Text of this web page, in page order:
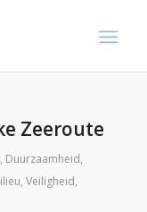
Zeeroute
, Duurzaamheid,
, Veiligheid,